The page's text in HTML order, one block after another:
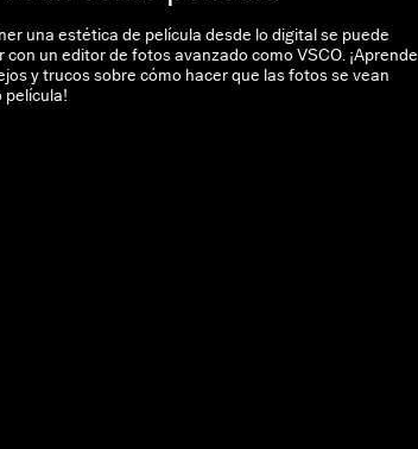
una estética de película desde lo digital se puede
con un editor de fotos avanzado como VSCO. ¡Aprende
y trucos sobre cómo hacer que las fotos se vean
película!